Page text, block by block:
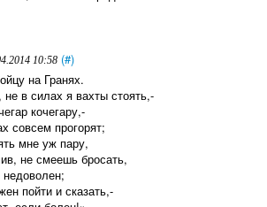
10:58 (#)
на Гранях.
в силах я вахты стоять,-
кочегару,-
совсем прогорят;
мне уж пару,
не смеешь бросать,
пойти и сказать,-